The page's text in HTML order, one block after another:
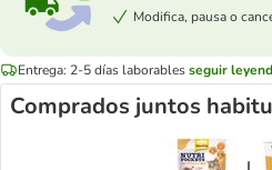
Modifica, pausa o
Entrega: 2-5 días laborablesseguir
Comprados juntos